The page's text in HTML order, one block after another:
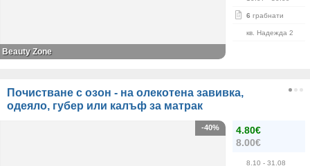
6 грабнати
кв. Надежда 2
Beauty Zone
Почистване с озон - на олекотена завивка,
одеяло, губер или калъф за матрак
4.80€
8.00€
8.10 - 31.08
-40%